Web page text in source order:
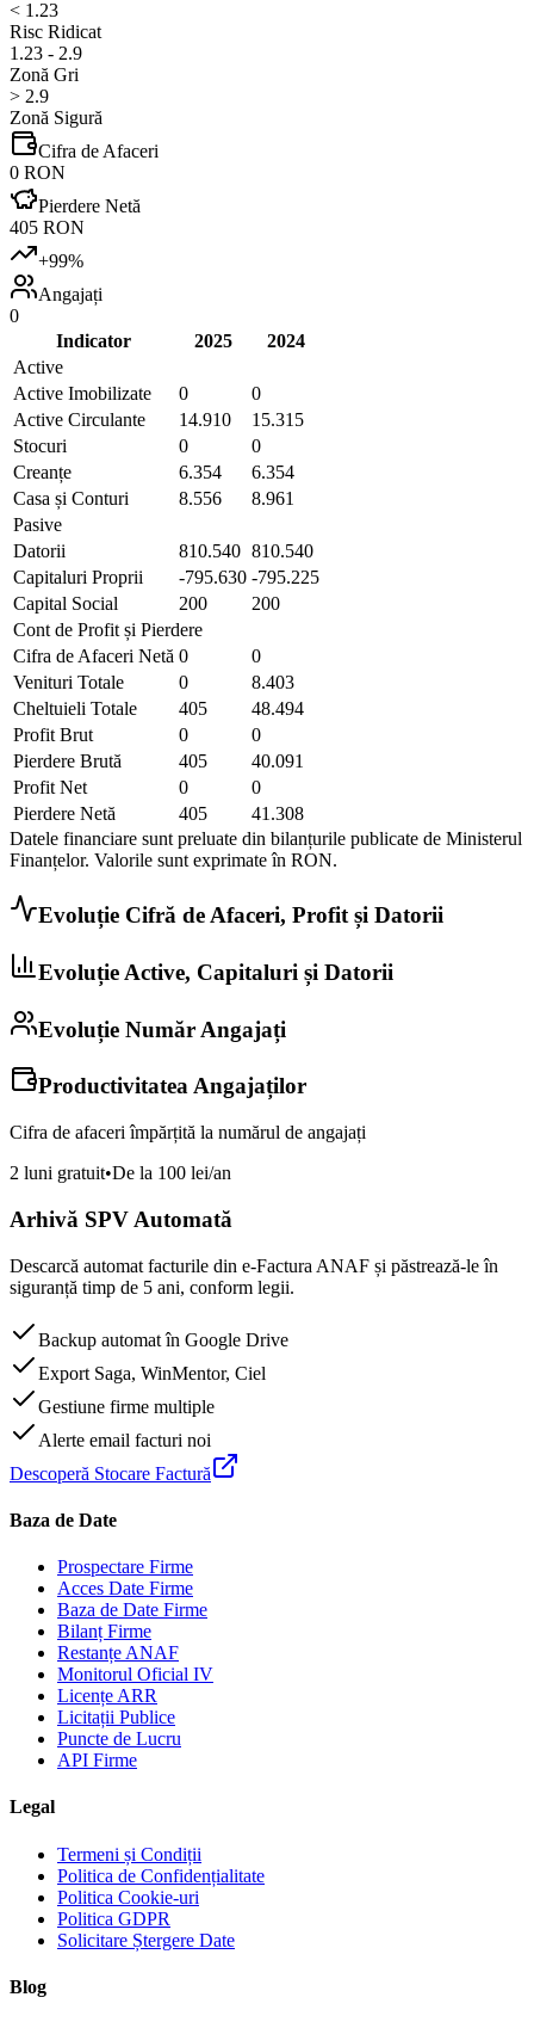
< 1.23
Risc Ridicat
1.23 - 2.9
Zonă Gri
> 2.9
Zonă Sigură
Cifra de Afaceri
0 RON
Pierdere Netă
405 RON
+99%
Angajați
0
Indicator
2025
2024
Active
Active Imobilizate
0
0
Active Circulante
14.910
15.315
Stocuri
0
0
Creanțe
6.354
6.354
Casa și Conturi
8.556
8.961
Pasive
Datorii
810.540 810.540
Capitaluri Proprii
-795.630 -795.225
Capital Social
200
200
Cont de Profit și Pierdere
Cifra de Afaceri Netă 0
0
Venituri Totale
0
8.403
Cheltuieli Totale
405
48.494
Profit Brut
0
0
Pierdere Brută
405
40.091
Profit Net
0
0
Pierdere Netă
405
41.308
Datele financiare sunt preluate din bilanțurile publicate de Ministerul
Finanțelor. Valorile sunt exprimate în RON.
Evoluție Cifră de Afaceri, Profit și Datorii
Evoluție Active, Capitaluri și Datorii
Evoluție Număr Angajați
Productivitatea Angajaților
Cifra de afaceri împărțită la numărul de angajați
2 luni gratuit•De la 100 lei/an
Arhivă SPV Automată
Descarcă automat facturile din e-Factura ANAF și păstrează-le în
siguranță timp de 5 ani, conform legii.
Backup automat în Google Drive
Export Saga, WinMentor, Ciel
Gestiune firme multiple
Alerte email facturi noi
Descoperă Stocare Factură
Baza de Date
Prospectare Firme
Acces Date Firme
Baza de Date Firme
Bilanț Firme
Restanțe ANAF
Monitorul Oficial IV
Licențe ARR
Licitații Publice
Puncte de Lucru
API Firme
Legal
Termeni și Condiții
Politica de Confidențialitate
Politica Cookie-uri
Politica GDPR
Solicitare Ștergere Date
Blog